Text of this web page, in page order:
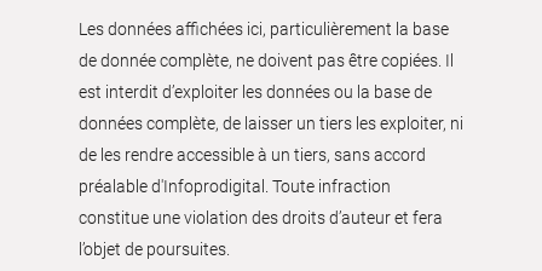
Les données affichées ici, particulièrement la base
de donnée complète, ne doivent pas être copiées. Il
est interdit d’exploiter les données ou la base de
données complète, de laisser un tiers les exploiter, ni
de les rendre accessible à un tiers, sans accord
préalable d'Infoprodigital. Toute infraction
constitue une violation des droits d’auteur et fera
l’objet de poursuites.